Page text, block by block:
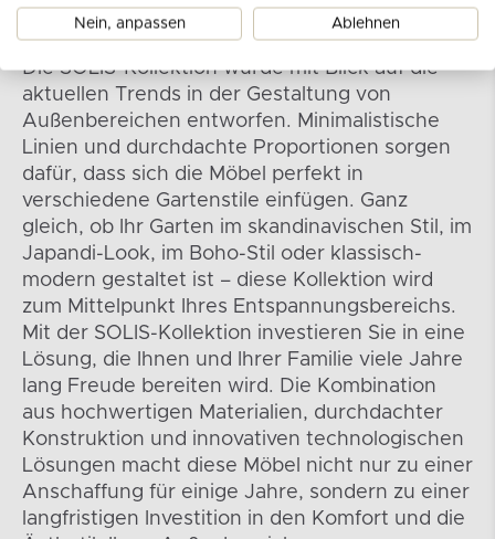
Kollektion SOLIS
Die SOLIS-Kollektion wurde mit Blick auf die
aktuellen Trends in der Gestaltung von
Außenbereichen entworfen. Minimalistische
Linien und durchdachte Proportionen sorgen
dafür, dass sich die Möbel perfekt in
verschiedene Gartenstile einfügen. Ganz
gleich, ob Ihr Garten im skandinavischen Stil, im
Japandi-Look, im Boho-Stil oder klassisch-
modern gestaltet ist – diese Kollektion wird
zum Mittelpunkt Ihres Entspannungsbereichs.
Mit der SOLIS-Kollektion investieren Sie in eine
Lösung, die Ihnen und Ihrer Familie viele Jahre
lang Freude bereiten wird. Die Kombination
aus hochwertigen Materialien, durchdachter
Konstruktion und innovativen technologischen
Lösungen macht diese Möbel nicht nur zu einer
Anschaffung für einige Jahre, sondern zu einer
langfristigen Investition in den Komfort und die
Nein, anpassen Ablehnen